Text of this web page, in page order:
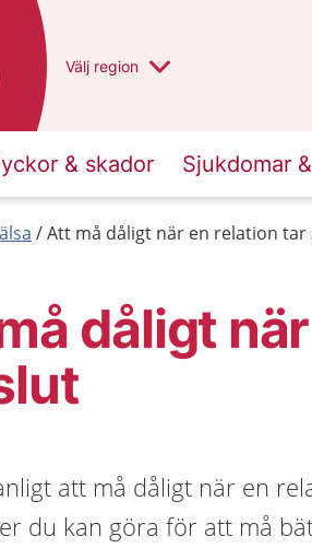
Du har valt region
Välj en annan
region
& skador Sjukdomar
Att må dåligt när en relation tar
dåligt
att må dåligt när en
du kan göra för att må